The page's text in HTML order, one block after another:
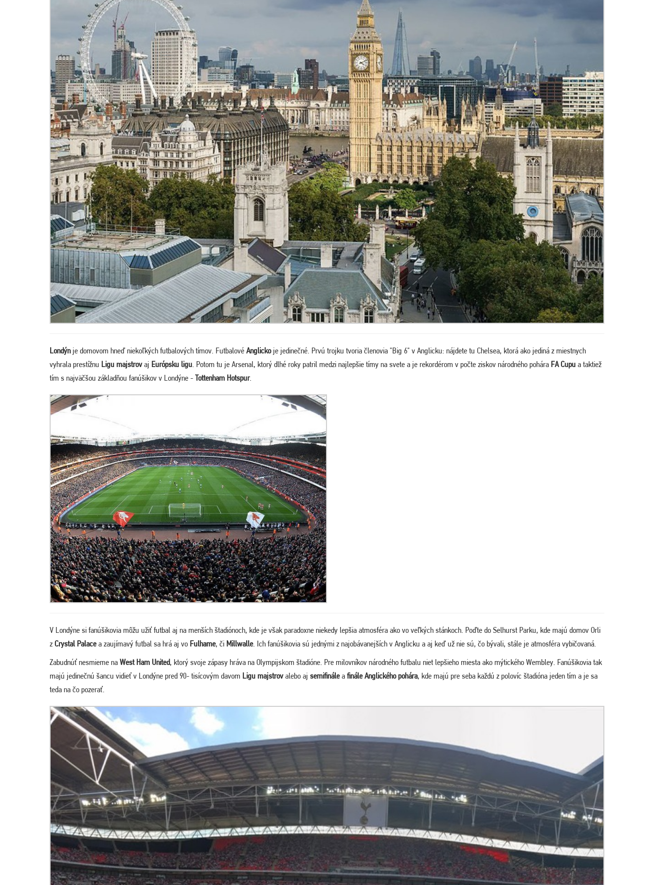
Londýnje domovom hneď niekoľkých futbalových tímov. Futbalové Anglickoje jedinečné. Prvú trojku tvoria členovia "Big 6" v Anglicku: nájdete tu Chelsea, ktorá ako jediná z miestnych
vyhrala prestížnu Ligu majstrovaj Európsku ligu. Potom tu je Arsenal, ktorý dlhé roky patril medzi najlepšie tímy na svete a je rekordérom v počte ziskov národného pohára FA Cupu a taktiež
tím s najväčšou základňou fanúšikov v Londýne - Tottenham Hotspur.
V Londýne si fanúšikovia môžu užiť futbal aj na menších štadiónoch, kde je však paradoxne niekedy lepšia atmosféra ako vo veľkých stánkoch. Poďte do Selhurst Parku, kde majú domov Orli
z Crystal Palacea zaujímavý futbal sa hrá aj vo Fulhame, či Millwalle. Ich fanúšikovia sú jednými z najobávanejších v Anglicku a aj keď už nie sú, čo bývali, stále je atmosféra vybičovaná.
Zabudnúť nesmieme na West Ham United, ktorý svoje zápasy hráva na Olympijskom štadióne. Pre milovníkov národného futbalu niet lepšieho miesta ako mýtického Wembley. Fanúšikovia tak
majú jedinečnú šancu vidieť v Londýne pred 90- tisícovým davom Ligu majstrovalebo aj semifinálea finále Anglického pohára, kde majú pre seba každú z polovíc štadióna jeden tím a je sa
teda na čo pozerať.